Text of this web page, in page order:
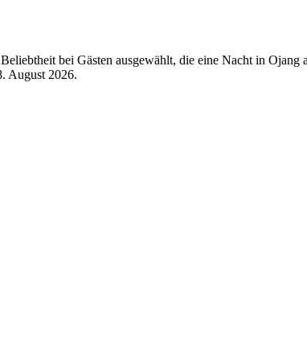
bei Gästen ausgewählt, die eine Nacht in
August 2026.